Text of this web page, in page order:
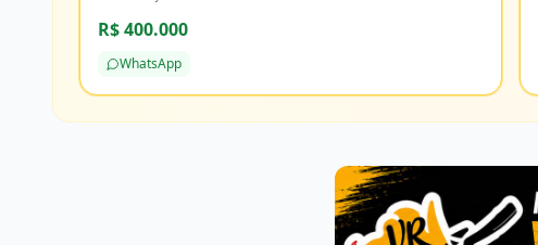
acabamento impecável e excelente padrão de
construção. Agende sua visita e venha conhecer!
Características Água Cozinha Energia elétrica
Esgoto Lavanderia Pavimentação Porcelanato
R$ 400.000
WhatsApp